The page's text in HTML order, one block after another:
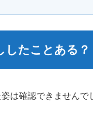
したことある？
は確認できません